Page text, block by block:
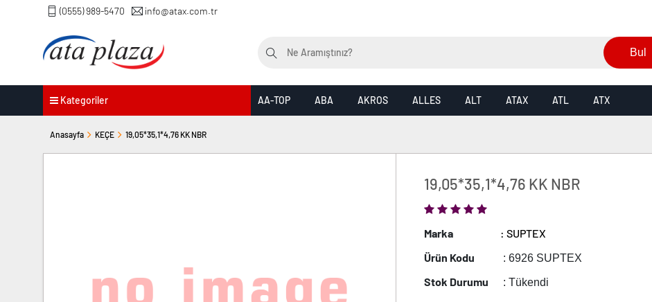
(0555) 989-5470 info@atax.com.tr
Bul
Kategoriler AA-TOP ABA AKROS ALLES ALT ATAX ATL ATX
Anasayfa KEÇE 19,05*35,1*4,76 KK NBR
19,05*35,1*4,76 KK NBR
Marka
: SUPTEX
Ürün Kodu
: 6926 SUPTEX
Stok Durumu : Tükendi